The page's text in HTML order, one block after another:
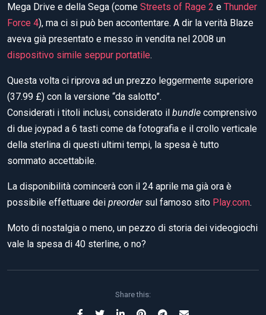
Mega Drive e della Sega (come Streets of Rage 2 e Thunder
Force 4), ma ci si può ben accontentare. A dir la verità Blaze
aveva già presentato e messo in vendita nel 2008 un
dispositivo simile seppur portatile.
Questa volta ci riprova ad un prezzo leggermente superiore
(37.99 £) con la versione “da salotto”.
Considerati i titoli inclusi, considerato il bundle comprensivo
di due joypad a 6 tasti come da fotografia e il crollo verticale
della sterlina di questi ultimi tempi, la spesa è tutto
sommato accettabile.
La disponibilità comincerà con il 24 aprile ma già ora è
possibile effettuare dei preordersul famoso sito Play.com.
Moto di nostalgia o meno, un pezzo di storia dei videogiochi
vale la spesa di 40 sterline, o no?
Share this: